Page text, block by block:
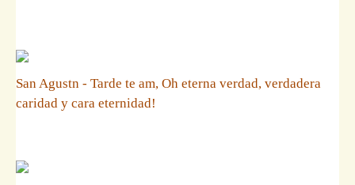
San Agustn - Tarde te am, Oh eterna verdad, verdadera
caridad y cara eternidad!